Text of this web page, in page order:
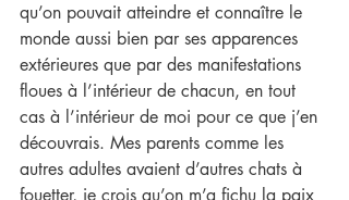
qu’on pouvait atteindre et connaître le
monde aussi bien par ses apparences
extérieures que par des manifestations
floues à l’intérieur de chacun, en tout
cas à l’intérieur de moi pour ce que j’en
découvrais. Mes parents comme les
autres adultes avaient d’autres chats à